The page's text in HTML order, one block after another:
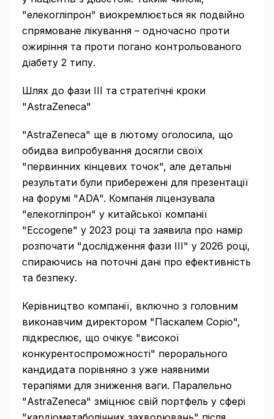
"елекогліпрон" виокремлюється як подвійно
спрямоване лікування – одночасно проти
ожиріння та проти погано контрольованого
діабету 2 типу.
Шлях до фази III та стратегічні кроки
"AstraZeneca"
"AstraZeneca" ще в лютому оголосила, що
обидва випробування досягли своїх
"первинних кінцевих точок", але детальні
результати були прибережені для презентації
на форумі "ADA". Компанія ліцензувала
"елекогліпрон" у китайської компанії
"Eccogene" у 2023 році та заявила про намір
розпочати "дослідження фази III" у 2026 році,
спираючись на поточні дані про ефективність
та безпеку.
Керівництво компанії, включно з головним
виконавчим директором "Паскалем Соріо",
підкреслює, що очікує "високої
конкурентоспроможності" перорального
кандидата порівняно з уже наявними
терапіями для зниження ваги. Паралельно
"AstraZeneca" зміцнює свій портфель у сфері